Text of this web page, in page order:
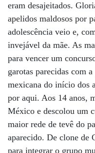
eram desajeitados.
apelidos maldosos por
adolescência veio e,
invejável da mãe. As
para vencer um
garotas parecidas com
mexicana do início dos
por aqui. Aos 14 anos,
México e descolou um
maior rede de tevê do
aparecido. De clone de
para integrar o grupo